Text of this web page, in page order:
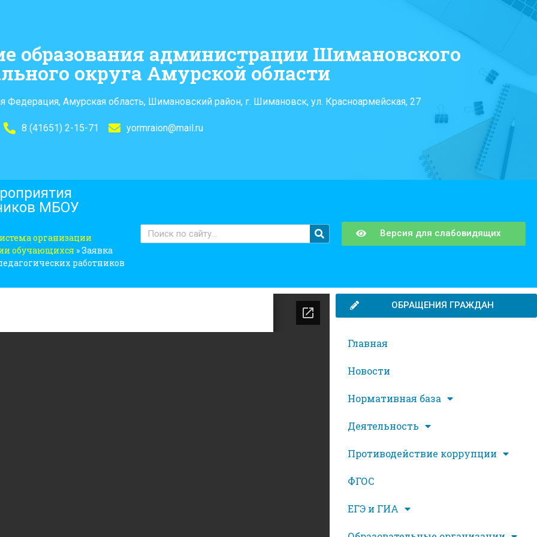
образования администрации Шимановского
округа Амурской области
Федерация, Амурская область, Шимановский район, г. Шимановск, ул. Красноармейская, 27
8 (41651) 2-15-71 yormraion@mail.ru
МБОУ
организации
обучающихся »Заявка
работников
Версия для слабовидящих
ОБРАЩЕНИЯ ГРАЖДАН
Главная
Новости
Нормативная база
Деятельность
Противодействие коррупции
ФГОС
ЕГЭ и ГИА